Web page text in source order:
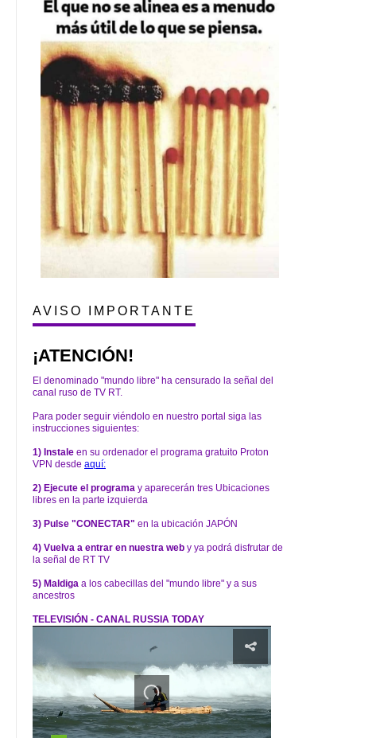
AVISO IMPORTANTE
¡ATENCIÓN!
El denominado "mundo libre" ha censurado la señal del
canal ruso de TV RT.
Para poder seguir viéndolo en nuestro portal siga las
instrucciones siguientes:
1) Instale en su ordenador el programa gratuito Proton
VPN desde aquí:
2) Ejecute el programa y aparecerán tres Ubicaciones
libres en la parte izquierda
3) Pulse "CONECTAR" en la ubicación JAPÓN
4) Vuelva a entrar en nuestra web y ya podrá disfrutar de
la señal de RT TV
5) Maldiga a los cabecillas del "mundo libre" y a sus
ancestros
TELEVISIÓN - CANAL RUSSIA TODAY